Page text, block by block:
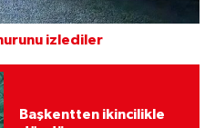
izlediler
Başkentten ikincilikle